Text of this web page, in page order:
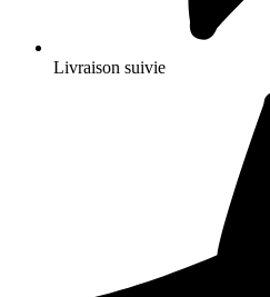
Livraison suivie